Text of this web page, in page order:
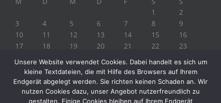
1
2
3
4 5 6 7 8
9
10
11 12 13 14 15
16
17
18 19 20 21 22
23
« Juli
Unsere Website verwendet Cookies. Dabei handelt es sich um
kleine Textdateien, die mit Hilfe des Browsers auf Ihrem
Endgerät abgelegt werden. Sie richten keinen Schaden an. Wir
nutzen Cookies dazu, unser Angebot nutzerfreundlich zu
gestalten. Einige Cookies bleiben auf Ihrem Endgerät